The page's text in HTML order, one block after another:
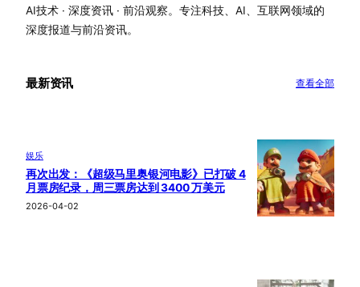
AI技术 · 深度资讯 · 前沿观察。专注科技、AI、互联网领域的
深度报道与前沿资讯。
最新资讯 查看全部
娱乐
再次出发：《超级马里奥银河电影》已打破 4
月票房纪录，周三票房达到 3400 万美元
2026-04-02